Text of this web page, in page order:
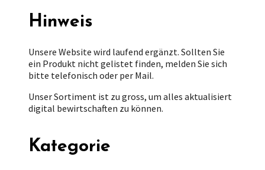
Hinweis
Unsere Website wird laufend ergänzt. Sollten Sie
ein Produkt nicht gelistet finden, melden Sie sich
bitte telefonisch oder per Mail.
Unser Sortiment ist zu gross, um alles aktualisiert
digital bewirtschaften zu können.
Kategorie